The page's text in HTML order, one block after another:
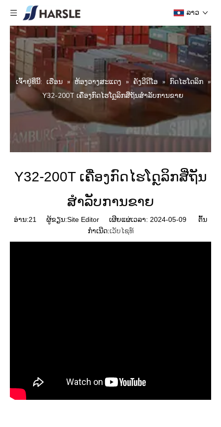
ລາວ
ເຈົ້າ​ຢູ່​ທີ່​ນີ້: ເຮືອນ » ຫ້ອງວາງສະແດງ » ຄັງວີດີໂອ » ກົດໄຮໂດລິກ »
Y32-200T ເຄື່ອງກົດໄຮໂດຼລິກສີ່ຖັນສໍາລັບການຂາຍ
Y32-200T ເຄື່ອງກົດໄຮໂດຼລິກສີ່ຖັນ
ສໍາລັບການຂາຍ
ອ່ານ:21
ຜູ້ຂຽນ:Site Editor ເຜີຍແຜ່ເວລາ: 2024-05-09 ຕົ້ນ
ກໍາເນີດ:ເວັບໄຊທ໌